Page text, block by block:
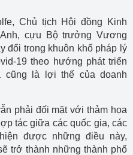
Chủ tịch Hội đồng Kinh
cựu Bộ trưởng Vương
đổi trong khuôn khổ pháp lý
19 theo hướng phát triển
là lợi thế của doanh
phải đối mặt với thảm họa
tác giữa các quốc gia, các
được những điều này,
trở thành những thành phố